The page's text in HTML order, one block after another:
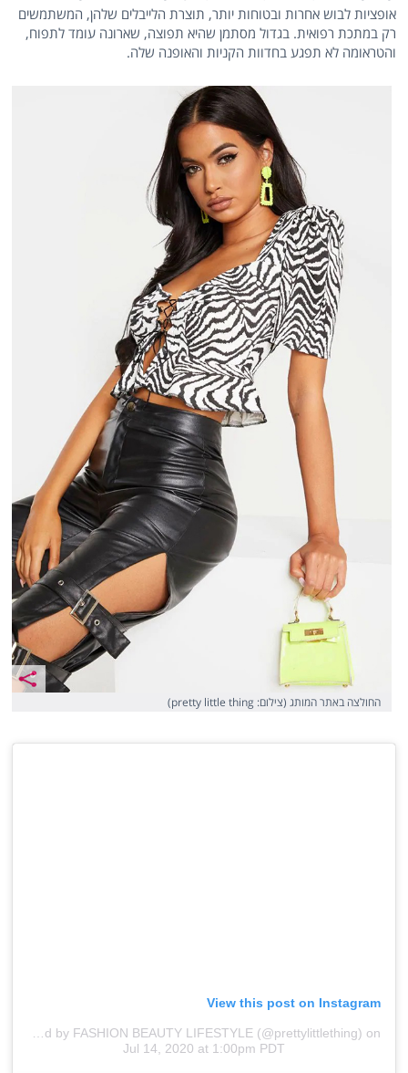
אופציות לבוש אחרות ובטוחות יותר, תוצרת הלייבלים שלהן, המשתמשים
רק במתכת רפואית. בגדול מסתמן שהיא תפוצה, שארונה עומד לתפוח,
והטראומה לא תפגע בחדוות הקניות והאופנה שלה.
החולצה באתר המותג (צילום: pretty little thing)
View this post on Instagram
on
Jul 14, 2020 at 1:00pm PDT